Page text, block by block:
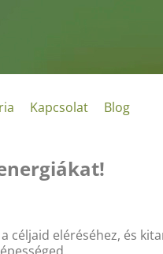
Kapcsolat Blog
céljaid eléréséhez, és